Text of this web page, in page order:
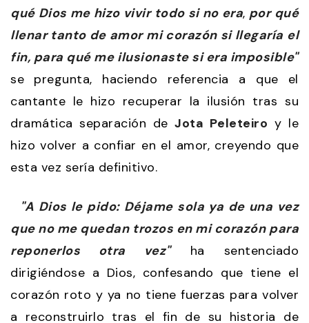
qué Dios me hizo vivir todo si no era, por qué
llenar tanto de amor mi corazón si llegaría el
fin, para qué me ilusionaste si era imposible"
se pregunta, haciendo referencia a que el
cantante le hizo recuperar la ilusión tras su
dramática separación deJota Peleteiro y le
hizo volver a confiar en el amor, creyendo que
esta vez sería definitivo.
"A Dios le pido: Déjame sola ya de una vez
que no me quedan trozos en mi corazón para
reponerlos otra vez"ha sentenciado
dirigiéndose a Dios, confesando que tiene el
corazón roto y ya no tiene fuerzas para volver
a reconstruirlo tras el fin de su historia de